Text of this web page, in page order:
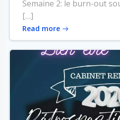
Semaine 2: le burn-out
[…]
Read more